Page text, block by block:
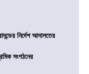
নির্দেশ আদালতের
সংগঠনের